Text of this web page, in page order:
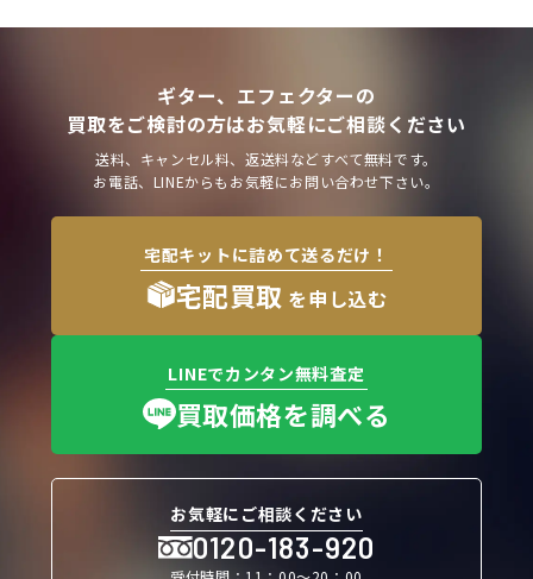
ギター、エフェクターの
買取をご検討の方はお気軽にご相談ください
送料、キャンセル料、返送料などすべて無料です。
お電話、LINEからもお気軽にお問い合わせ下さい。
宅配キットに詰めて送るだけ！
宅配買取 を申し込む
LINEでカンタン無料査定
買取価格を調べる
お気軽にご相談ください
0120-183-920